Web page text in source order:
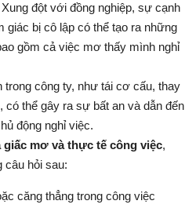
Xung đột với đồng nghiệp, sự cạnh
giác bị cô lập có thể tạo ra những
gồm cả việc mơ thấy mình nghỉ
trong công ty, như tái cơ cấu, thay
thể gây ra sự bất an và dẫn đến
động nghỉ việc.
giấc mơ và thực tế công việc,
câu hỏi sau:
căng thẳng trong công việc